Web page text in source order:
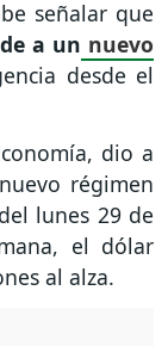
señalar que
a un nuevo
desde el
dio a
régimen
lunes 29 de
el dólar
al alza.